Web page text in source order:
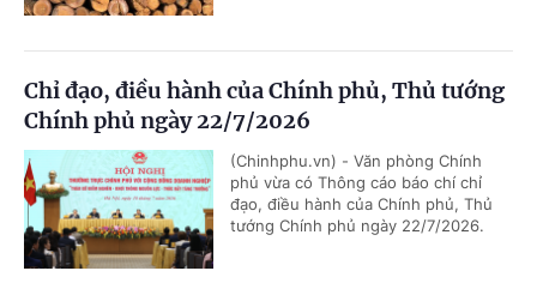
Chỉ đạo, điều hành của Chính phủ, Thủ tướng
Chính phủ ngày 22/7/2026
(Chinhphu.vn) - Văn phòng Chính
phủ vừa có Thông cáo báo chí chỉ
đạo, điều hành của Chính phủ, Thủ
tướng Chính phủ ngày 22/7/2026.